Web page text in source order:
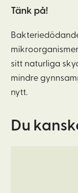
Tänk på!
sitt naturliga
mindre
nytt.
Du